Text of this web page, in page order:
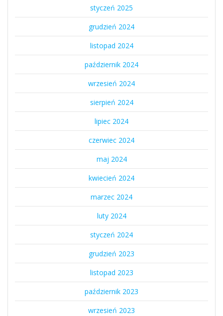
styczeń 2025
grudzień 2024
listopad 2024
październik 2024
wrzesień 2024
sierpień 2024
lipiec 2024
czerwiec 2024
maj 2024
kwiecień 2024
marzec 2024
luty 2024
styczeń 2024
grudzień 2023
listopad 2023
październik 2023
wrzesień 2023